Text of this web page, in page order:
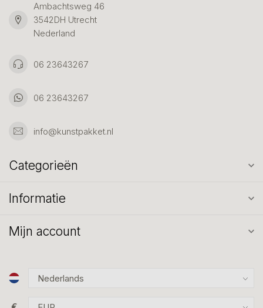
Ambachtsweg 46
3542DH Utrecht
Nederland
06 23643267
06 23643267
info@kunstpakket.nl
Categorieën
Informatie
Mijn account